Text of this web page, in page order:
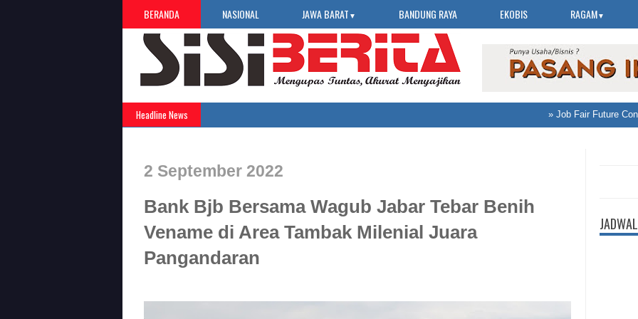
BERANDA NASIONAL JAWA BARAT ▼ BANDUNG RAYA EKOBIS RAGAM▼
Headline News Job Fair Future Connect
2 September 2022
Bank Bjb Bersama Wagub Jabar Tebar Benih
Vename di Area Tambak Milenial Juara
Pangandaran